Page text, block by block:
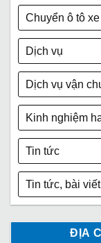
Chuyển ô tô
Dịch vụ
Dịch vụ vận
Kinh nghiệm
Tin tức
Tin tức, bài
ĐỊA